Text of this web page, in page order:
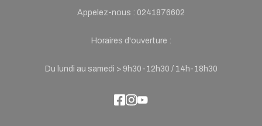
Appelez-nous : 0241876602
Horaires d'ouverture :
Du lundi au samedi > 9h30-12h30 / 14h-18h30